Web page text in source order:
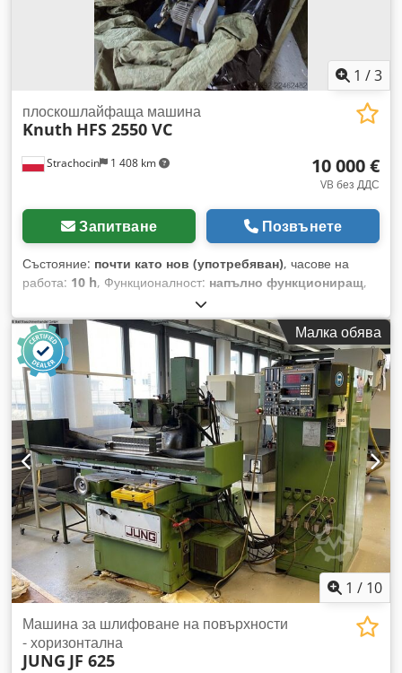
1 /3
Strachocin 1 408 km
плоскошлайфаща машина
Knuth HFS 2550 VC
10 000 €
VB без ДДС
Запитване Позвънете
Състояние: почти като нов (употребяван), часове на
работа: 10 h, Функционалност: напълно функциониращ,
Хоризонтална плоскошлифовъчна машина KNUTH Модел
HFS 2550 n VC Размери на плота: 500 x 250 мм Djdpfx
Ahozquaws Iokr Дължина на шлифоване: 560 мм Ширина
на шлифоване: 275 мм Разстояние между плота и оста на
шпиндела: 450 мм Автоматично подаване Магнитна плоча
Система за охлаждане
Малка обява
1 / 10
Машина за шлифоване на повърхности
- хоризонтална
JUNG JF 625